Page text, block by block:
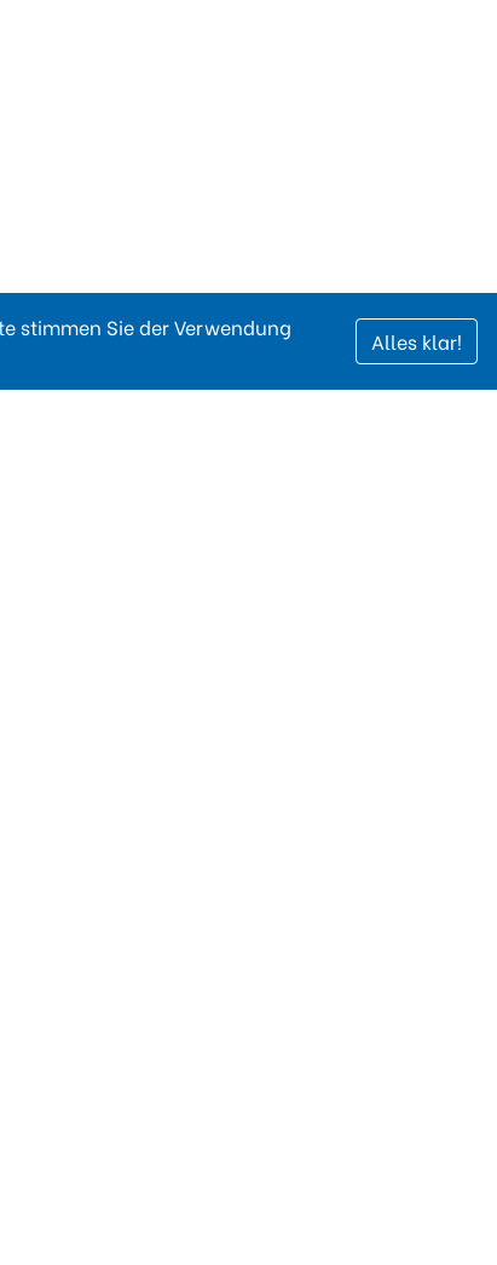
stimmen Sie der Verwendung
Alles klar!